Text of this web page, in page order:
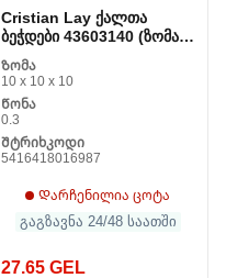
Cristian Lay ქალთა
ბეჭდები 43603140 (ზომა
14)
Ზომა
10 x 10 x 10
Წონა
0.3
Შტრიხკოდი
5416418016987
Დარჩენილია ცოტა
გაგზავნა 24/48 საათში
27.65 GEL